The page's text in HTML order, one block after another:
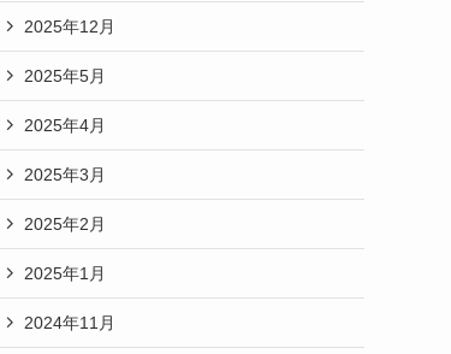
2025年12月
2025年5月
2025年4月
2025年3月
2025年2月
2025年1月
2024年11月